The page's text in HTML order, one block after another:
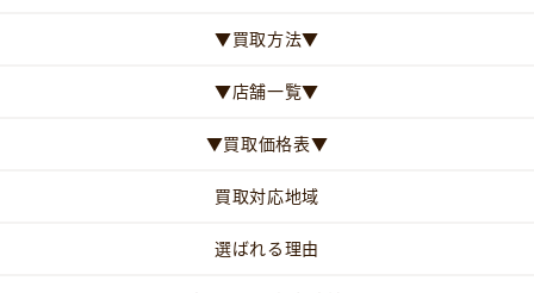
▼買取方法▼
▼店舗一覧▼
▼買取価格表▼
買取対応地域
選ばれる理由